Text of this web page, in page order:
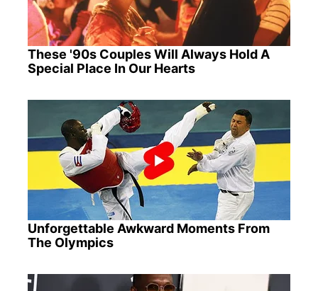
These '90s Couples Will Always Hold A
Special Place In Our Hearts
Unforgettable Awkward Moments From
The Olympics